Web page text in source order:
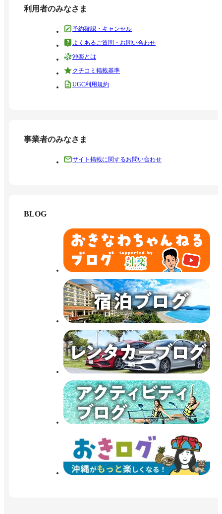
利用者のみなさま
予約確認・キャンセル
よくあるご質問・お問い合わせ
沖楽とは
クチコミ掲載基準
UGC利用規約
事業者のみなさま
サイト掲載に関するお問い合わせ
BLOG